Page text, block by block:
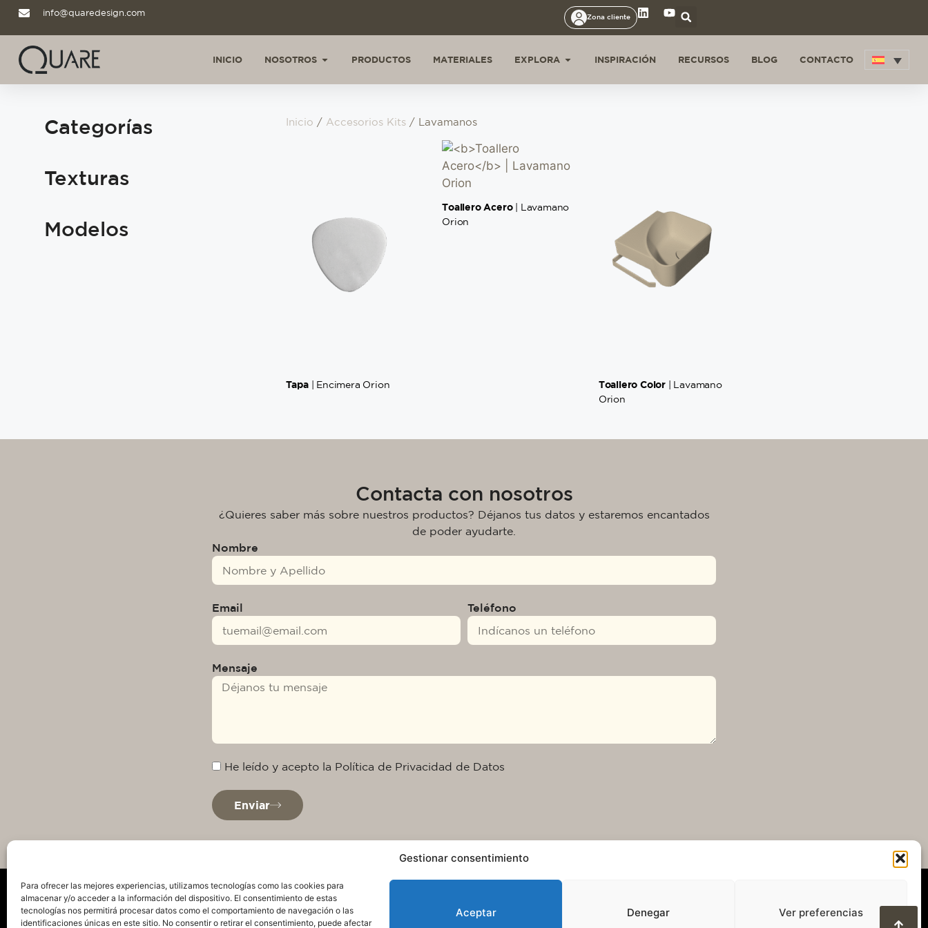
Gestionar consentimiento
Para ofrecer las mejores experiencias, utilizamos tecnologías como las cookies para
almacenar y/o acceder a la información del dispositivo. El consentimiento de estas
tecnologías nos permitirá procesar datos como el comportamiento de navegación o las
identificaciones únicas en este sitio. No consentir o retirar el consentimiento, puede afectar
Aceptar Denegar Ver preferencias
info@quaredesign.com Zona cliente
INICIO NOSOTROS PRODUCTOS MATERIALES EXPLORA INSPIRACIÓN RECURSOS BLOG CONTACTO
Categorías
Texturas
Modelos
Inicio / Accesorios Kits/ Lavamanos
Tapa| Encimera Orion
Toallero Acero| Lavamano
Orion
Toallero Color| Lavamano
Orion
Contacta con nosotros
¿Quieres saber más sobre nuestros productos? Déjanos tus datos y estaremos encantados
de poder ayudarte.
Nombre
Email Teléfono
Mensaje
He leído y acepto la Política de Privacidad de Datos
Enviar